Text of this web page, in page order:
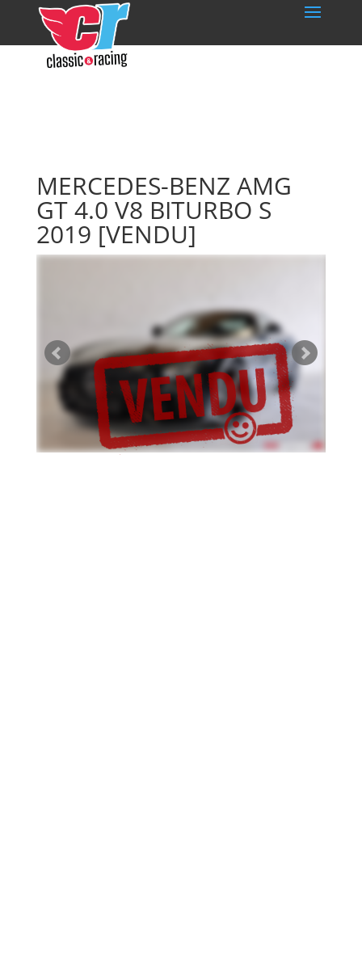
MERCEDES-BENZ AMG
GT 4.0 V8 BITURBO S
2019 [VENDU]